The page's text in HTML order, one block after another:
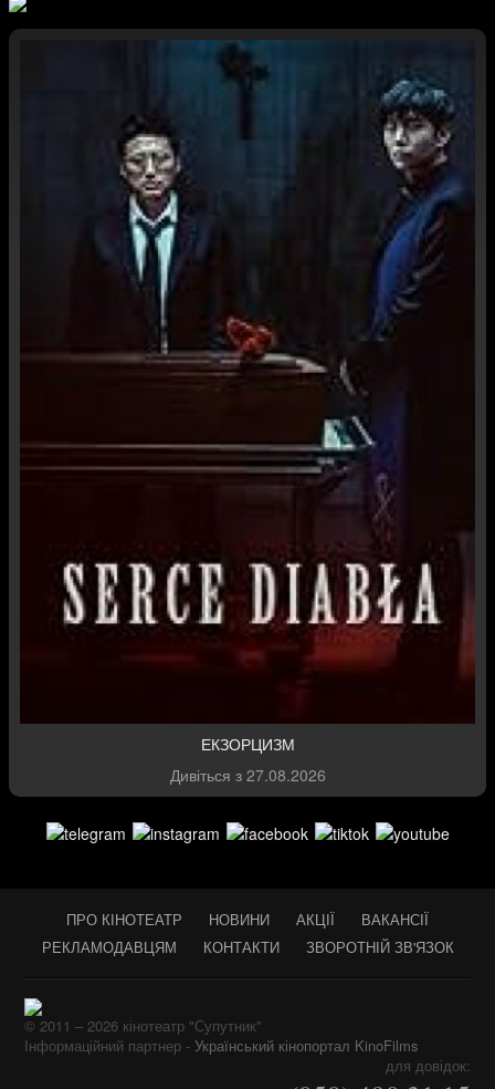
ЕКЗОРЦИЗМ
Дивіться з 27.08.2026
ПРО КІНОТЕАТР НОВИНИ АКЦІЇ
ВАКАНСІЇ
РЕКЛАМОДАВЦЯМ
КОНТАКТИ ЗВОРОТНІЙ ЗВ'ЯЗОК
© 2011 – 2026 кінотеатр "Супутник"
Інформаційний партнер - Український кінопортал KinoFilms
для довідок: